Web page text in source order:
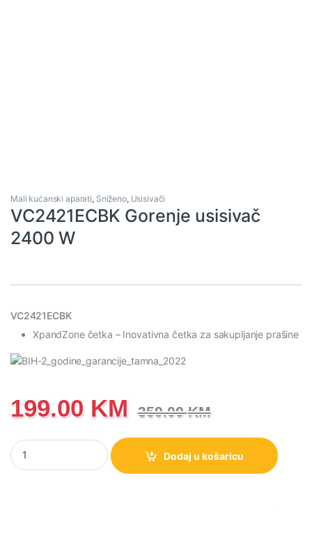
Mali kućanski aparati, Sniženo, Usisivači
VC2421ECBK Gorenje usisivač
2400 W
VC2421ECBK
XpandZone četka – Inovativna četka za sakupljanje prašine
199.00 KM 359.00KM
VC2421ECBK Gorenje usisivač 2400 W količina
Dodaj u košaricu